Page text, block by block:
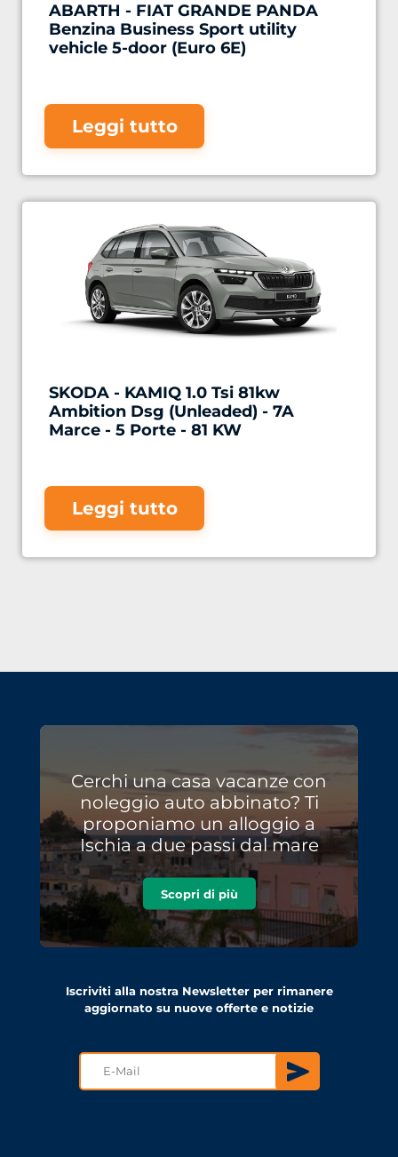
ABARTH - FIAT GRANDE PANDA
Benzina Business Sport utility
vehicle 5-door (Euro 6E)
Leggi tutto
SKODA - KAMIQ 1.0 Tsi 81kw
Ambition Dsg (Unleaded) - 7A
Marce - 5 Porte - 81 KW
Leggi tutto
Cerchi una casa vacanze con
noleggio auto abbinato? Ti
proponiamo un alloggio a
Ischia a due passi dal mare
Scopri di più
Iscriviti alla nostra Newsletter per rimanere
aggiornato su nuove offerte e notizie